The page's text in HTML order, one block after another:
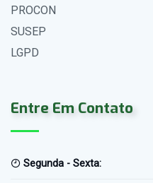
PROCON
SUSEP
LGPD
Entre Em Contato
Segunda - Sexta: